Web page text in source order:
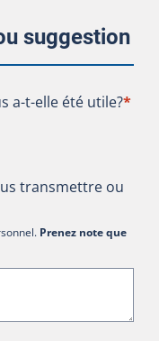
suggestion
a-t-elle été utile?
a-t-elle été utile?*
transmettre ou
Prenez note que